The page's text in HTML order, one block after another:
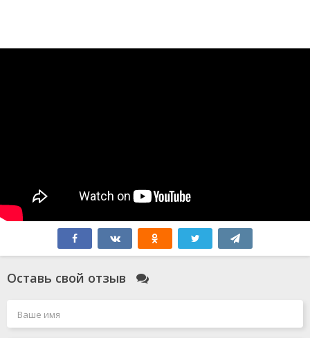
Оставь свой отзыв